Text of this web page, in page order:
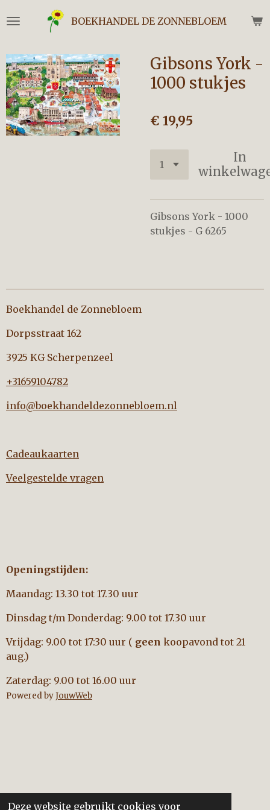
Deze website gebruikt cookies voor
direct
de
hoofdinhoud
BOEKHANDEL DE ZONNEBLOEM
Gibsons York -
1000 stukjes
€ 19,95
In
Gibsons York - 1000
stukjes - G 6265
Boekhandel de Zonnebloem
Dorpsstraat 162
3925 KG Scherpenzeel
+31659104782
info@boekhandeldezonnebloem.nl
Cadeaukaarten
Veelgestelde vragen
Openingstijden:
Maandag: 13.30 tot 17.30 uur
Dinsdag t/m Donderdag: 9.00 tot 17.30 uur
Vrijdag: 9.00 tot 17:30 uur ( geen koopavond tot 21
aug.)
Zaterdag: 9.00 tot 16.00 uur
Powered byJouwWeb